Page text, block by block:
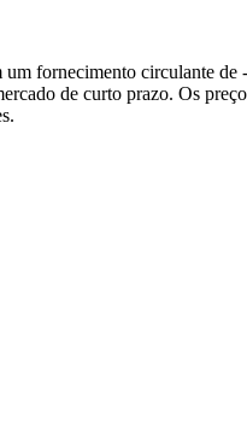
um fornecimento circulante de
de curto prazo. Os